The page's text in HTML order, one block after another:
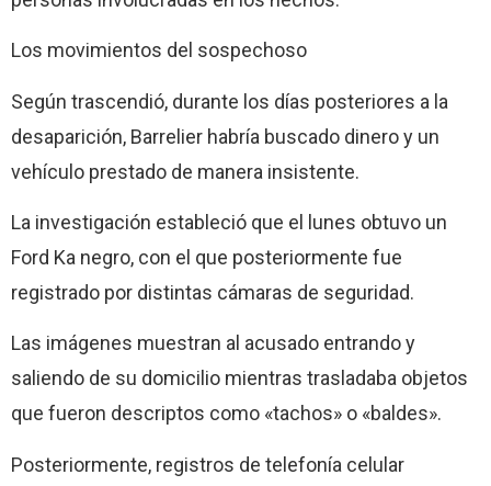
Los movimientos del sospechoso
Según trascendió, durante los días posteriores a la
desaparición, Barrelier habría buscado dinero y un
vehículo prestado de manera insistente.
La investigación estableció que el lunes obtuvo un
Ford Ka negro, con el que posteriormente fue
registrado por distintas cámaras de seguridad.
Las imágenes muestran al acusado entrando y
saliendo de su domicilio mientras trasladaba objetos
que fueron descriptos como «tachos» o «baldes».
Posteriormente, registros de telefonía celular